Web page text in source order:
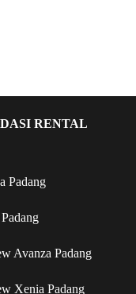
RENTAL
Padang
Avanza Padang
Xenia Padang